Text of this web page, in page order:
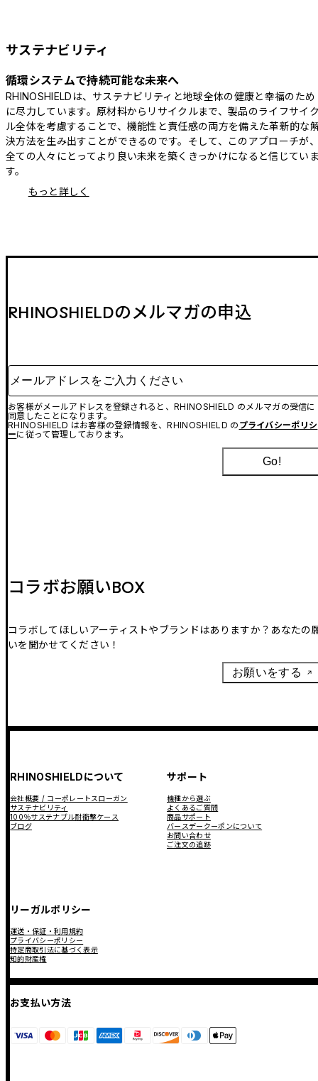
サステナビリティ
循環システムで持続可能な未来へ
RHINOSHIELDは、サステナビリティと地球全体の健康と幸福のため
に尽力しています。原材料からリサイクルまで、製品のライフサイ
ル全体を考慮することで、機能性と責任感の両方を備えた革新的な
決方法を生み出すことができるのです。そして、このアプローチが
全ての人々にとってより良い未来を築くきっかけになると信じてい
す。
もっと詳しく
RHINOSHIELDのメルマガの申込
メールアドレスをご入力ください
お客様がメールアドレスを登録されると、RHINOSHIELD のメルマガの受信に
同意したことになります。
RHINOSHIELD はお客様の登録情報を、RHINOSHIELD の プライバシーポリシ
ーに従って管理しております。
Go!
コラボお願いBOX
コラボしてほしいアーティストやブランドはありますか？あなたの
いを聞かせてください！
お願いをする
RHINOSHIELDについて
会社概要 / コーポレートスローガン
サステナビリティ
100％サステナブル耐衝撃ケース
ブログ
サポート
機種から選ぶ
よくあるご質問
商品サポート
バースデークーポンについて
お問い合わせ
ご注文の追跡
リーガルポリシー
運送・保証・利用規約
プライバシーポリシー
特定商取引法に基づく表示
知的財産権
お支払い方法